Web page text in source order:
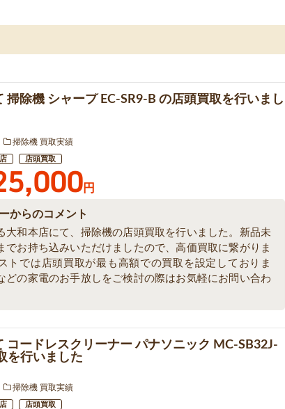
掃除機 シャープ EC-SR9-B の店頭買取を行いまし
掃除機 買取実績
店頭買取
円
からのコメント
大和本店にて、掃除機の店頭買取を行いました。新品未
でお持ち込みいただけましたので、高価買取に繋がりま
トでは店頭買取が最も高額での買取を設定しておりま
どの家電のお手放しをご検討の際はお気軽にお問い合わ
コードレスクリーナー パナソニック MC-SB32J-
を行いました
掃除機 買取実績
店頭買取